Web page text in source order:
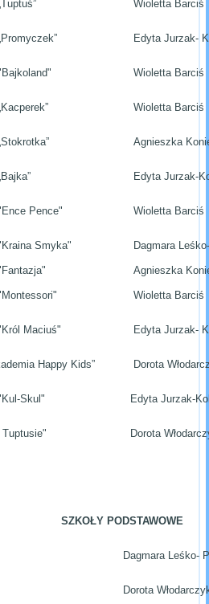
Wioletta Barciś
Edyta Jurzak-
Wioletta Barciś
Wioletta Barciś
Agnieszka
Edyta Jurzak-
Pence" Wioletta Barciś
Smyka" Dagmara
Agnieszka
Wioletta Barciś
Maciuś" Edyta Jurzak-
Happy Kids” Dorota
Skul" Edyta Jurzak-
Tuptusie" Dorota
SZKOŁY PODSTAWOWE
Dagmara Leśko-
Dorota